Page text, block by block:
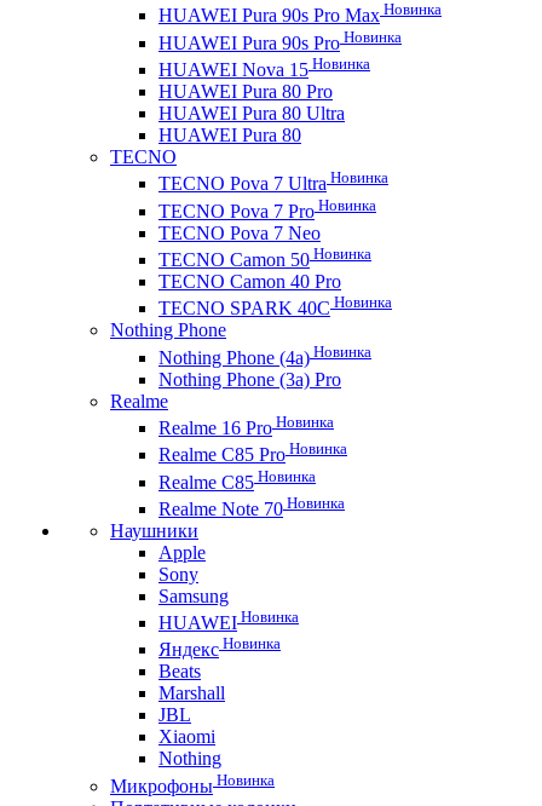
HUAWEI Pura 90s Pro Max Новинка
HUAWEI Pura 90s Pro Новинка
HUAWEI Nova 15 Новинка
HUAWEI Pura 80 Pro
HUAWEI Pura 80 Ultra
HUAWEI Pura 80
TECNO
TECNO Pova 7 Ultra Новинка
TECNO Pova 7 Pro Новинка
TECNO Pova 7 Neo
TECNO Camon 50 Новинка
TECNO Camon 40 Pro
TECNO SPARK 40C Новинка
Nothing Phone
Nothing Phone (4a) Новинка
Nothing Phone (3a) Pro
Realme
Realme 16 Pro Новинка
Realme C85 Pro Новинка
Realme C85 Новинка
Realme Note 70 Новинка
Наушники
Apple
Sony
Samsung
HUAWEI Новинка
Яндекс Новинка
Beats
Marshall
JBL
Xiaomi
Nothing
Микрофоны Новинка